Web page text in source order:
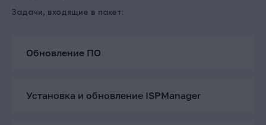
Задачи, входящие в пакет:
Обновление ПО
Установка и обновление ISPManager